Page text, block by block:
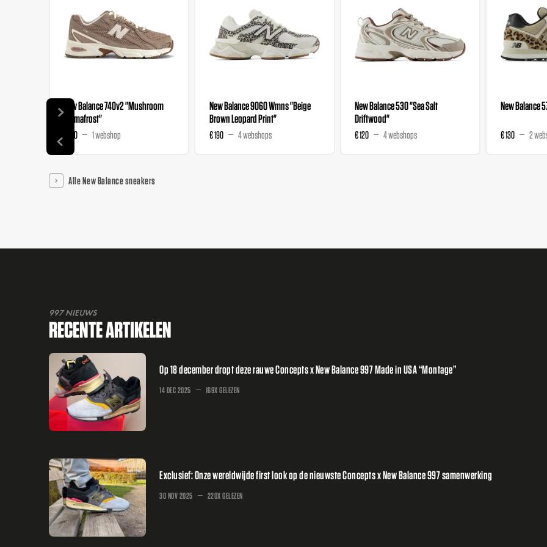
New Balance 740v2 "Mushroom
Permafrost"
€ 120 1 webshop
New Balance 9060 Wmns "Beige
Brown Leopard Print"
€ 190 4 webshops
New Balance 530 "Sea Salt
Driftwood"
€ 120 4 webshops
New Balance
€ 130 2
Alle New Balance sneakers
997 NIEUWS
RECENTE ARTIKELEN
Op 18 december dropt deze rauwe Concepts x New Balance 997 Made in USA “Montage”
14 DEC 2025 169X GELEZEN
Exclusief: Onze wereldwijde first look op de nieuwste Concepts x New Balance 997 samenwerking
30 NOV 2025 220X GELEZEN